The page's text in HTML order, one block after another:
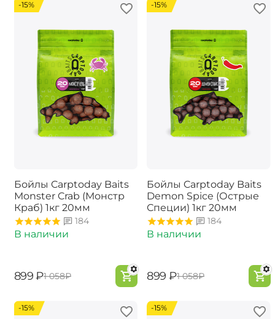
-15%
Бойлы Carptoday Baits
Monster Crab (Монстр
Краб) 1кг 20мм
184
В наличии
‍899‍ ₽‍1 058‍₽
-15%
Бойлы Carptoday Baits
Demon Spice (Острые
Специи) 1кг 20мм
184
В наличии
‍899‍ ₽‍1 058‍₽
-15% -15%